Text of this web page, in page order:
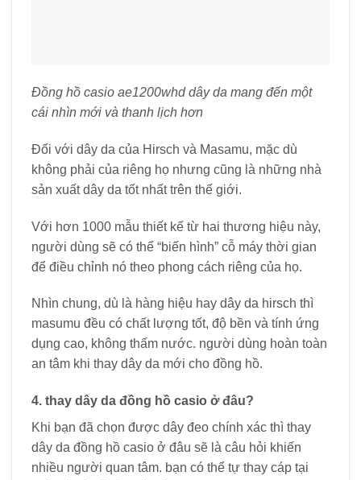
Đồng hồ casio ae1200whd dây da mang đến một
cái nhìn mới và thanh lịch hơn
Đối với dây da của Hirsch và Masamu, mặc dù
không phải của riêng họ nhưng cũng là những nhà
sản xuất dây da tốt nhất trên thế giới.
Với hơn 1000 mẫu thiết kế từ hai thương hiệu này,
người dùng sẽ có thể “biến hình” cỗ máy thời gian
để điều chỉnh nó theo phong cách riêng của họ.
Nhìn chung, dù là hàng hiệu hay dây da hirsch thì
masumu đều có chất lượng tốt, độ bền và tính ứng
dụng cao, không thấm nước. người dùng hoàn toàn
an tâm khi thay dây da mới cho đồng hồ.
4. thay dây da đồng hồ casio ở đâu?
Khi bạn đã chọn được dây đeo chính xác thì thay
dây da đồng hồ casio ở đâu sẽ là câu hỏi khiến
nhiều người quan tâm. bạn có thể tự thay cáp tại